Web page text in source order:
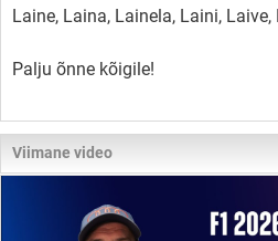
Laine, Laina, Lainela, Laini, Laive,
Palju õnne kõigile!
Viimane video